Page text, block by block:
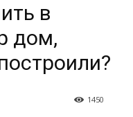
в
дом,
1450